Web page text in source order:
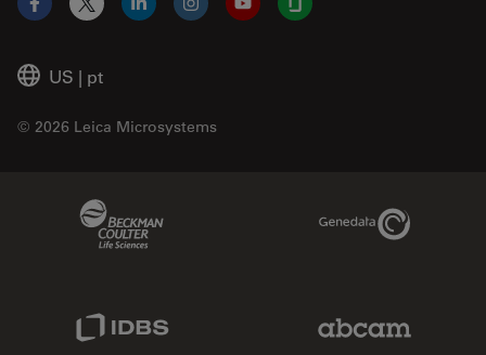
US | pt
© 2026 Leica Microsystems
Facebook
X LinkedInInstagramYouTubeGlassdoor
Genedata Link